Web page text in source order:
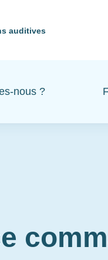
auditives
nous ?